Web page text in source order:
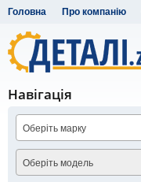
Головна Про компанію
Навігація
Оберіть марку
Оберіть модель